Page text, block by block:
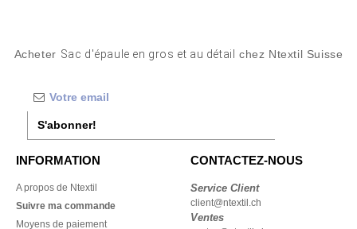
Acheter Sac d'épaule en gros et au détail chez Ntextil Suisse
S'abonner!
INFORMATION
A propos de Ntextil
Suivre ma commande
Moyens de paiement
CONTACTEZ-NOUS
Service Client
client@ntextil.ch
Ventes